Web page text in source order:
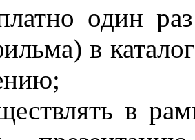
один
в
в